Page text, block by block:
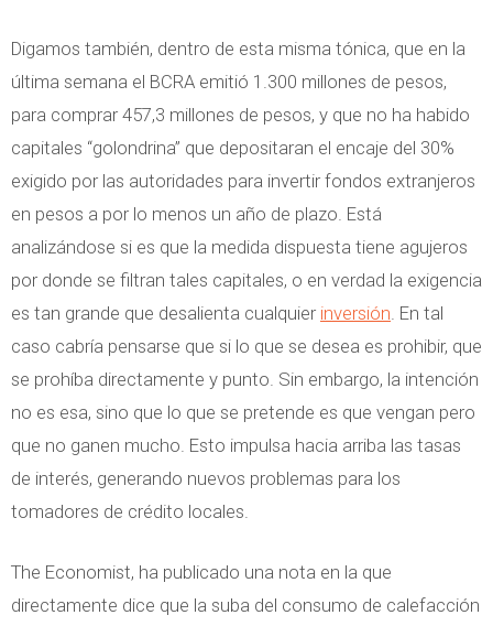
Digamos también, dentro de esta misma tónica, que en la
última semana el BCRA emitió 1.300 millones de pesos,
para comprar 457,3 millones de pesos, y que no ha habido
capitales “golondrina” que depositaran el encaje del 30%
exigido por las autoridades para invertir fondos extranjeros
en pesos a por lo menos un año de plazo. Está
analizándose si es que la medida dispuesta tiene agujeros
por donde se filtran tales capitales, o en verdad la exigencia
es tan grande que desalienta cualquier inversión. En tal
caso cabría pensarse que si lo que se desea es prohibir, que
se prohíba directamente y punto. Sin embargo, la intención
no es esa, sino que lo que se pretende es que vengan pero
que no ganen mucho. Esto impulsa hacia arriba las tasas
de interés, generando nuevos problemas para los
tomadores de crédito locales.
The Economist, ha publicado una nota en la que
directamente dice que la suba del consumo de calefacción